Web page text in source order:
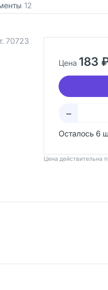
12
70723
Цена 183
–
Осталось 6
Цена действительна